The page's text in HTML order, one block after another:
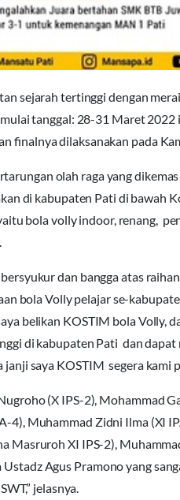
sejarah tertinggi dengan
tanggal: 28-31 Maret
finalnya dilaksanakan pada
olah raga yang
di kabupaten Pati di bawah
bola volly indoor, renang,
dan bangga atas
bola Volly pelajar se-
belikan KOSTIM bola Volly,
di kabupaten Pati dan
saya KOSTIM segera kami
(X IPS-2), Mohammad
4), Muhammad Zidni Ilma (XI
Masruroh XI IPS-2),
Agus Pramono yang
jelasnya.